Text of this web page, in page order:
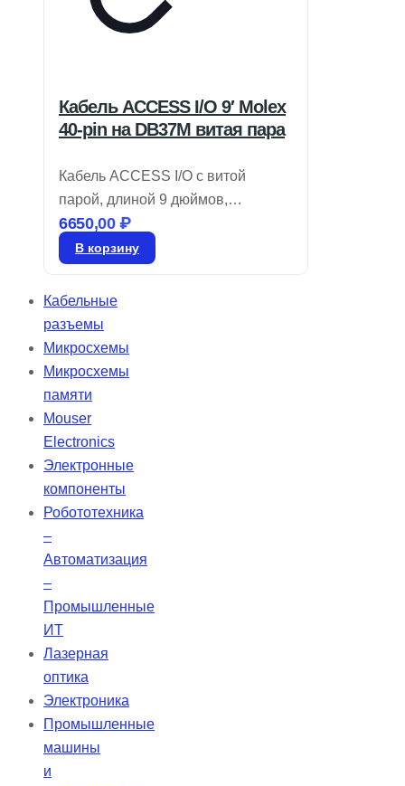
Кабель ACCESS I/O 9′ Molex
40-pin на DB37M витая пара
Кабель ACCESS I/O с витой
парой, длиной 9 дюймов,
переходник Molex 40-pin на
DB37M. Артикул: CAB-M.2-ADIO.
6650,00₽
В корзину
Кабельные
разъемы
Микросхемы
Микросхемы
памяти
Mouser
Electronics
Электронные
компоненты
Робототехника
–
Автоматизация
–
Промышленные
ИТ
Лазерная
оптика
Электроника
Промышленные
машины
и